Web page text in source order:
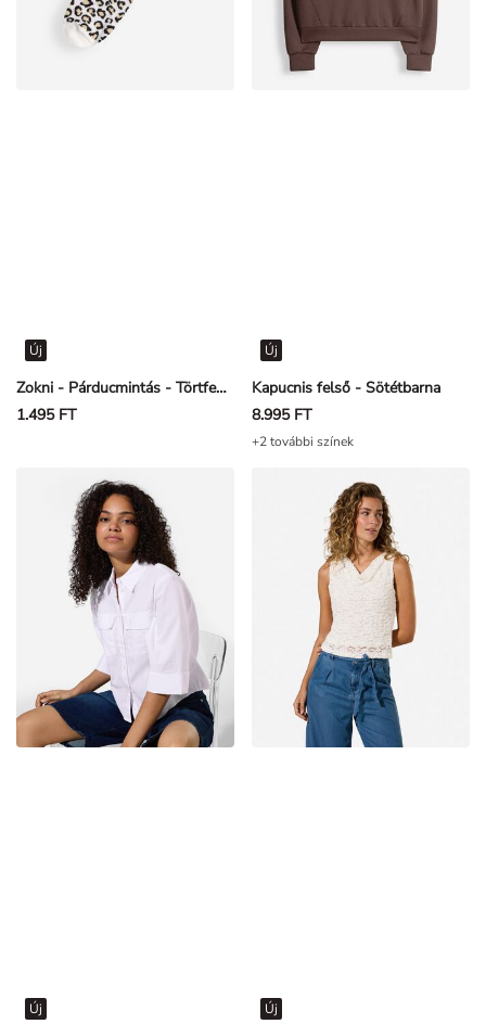
Zokni - Párducmintás - Törtfehér
Új
1.495 FT
Kapucnis felső - Sötétbarna
Új
8.995 FT
+2 további színek
Új Új